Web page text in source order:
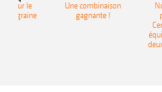
pour le
Une combinaison
gagnante !